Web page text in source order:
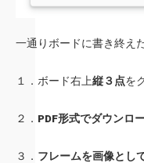
一通りボードに書き終え
１．ボード右上縦３点を
２． PDF形式でダウンロ
３． フレームを画像とし